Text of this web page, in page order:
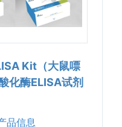
Kit（大鼠嘌
化酶ELISA试剂
品信息